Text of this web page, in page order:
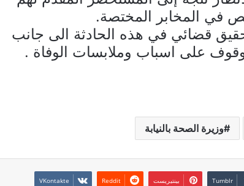
في المخابر المختصة.
قضائي في هذه الحادثة الى جانب
على اسباب وملابسات الوفاة .
وزيرة الصحة بالنيابة
بينتيريست